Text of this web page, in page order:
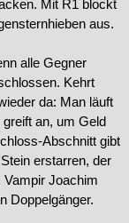
Mit R1 blockt
aus.
alle Gegner
Kehrt
da: Man läuft
an, um Geld
Abschnitt gibt
erstarren, der
Joachim
Doppelgänger.